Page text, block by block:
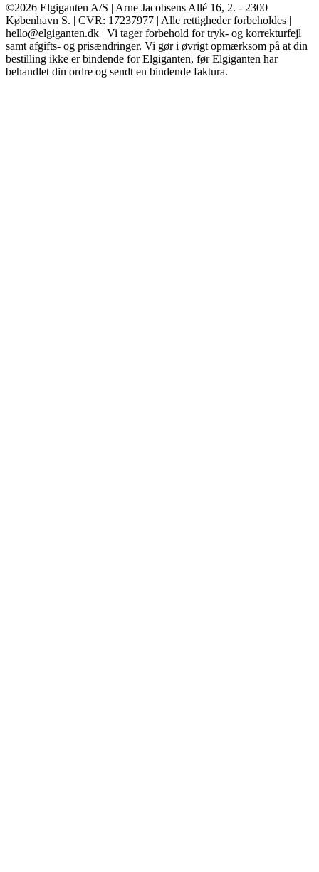
©2026 Elgiganten A/S | Arne Jacobsens Allé 16, 2. - 2300
København S. | CVR: 17237977 | Alle rettigheder forbeholdes |
hello@elgiganten.dk | Vi tager forbehold for tryk- og korrekturfejl
samt afgifts- og prisændringer. Vi gør i øvrigt opmærksom på at din
bestilling ikke er bindende for Elgiganten, før Elgiganten har
behandlet din ordre og sendt en bindende faktura.